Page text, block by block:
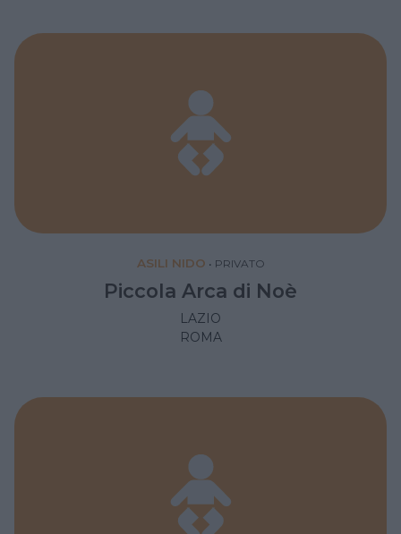
ASILI NIDO • PRIVATO
Piccola Arca di Noè
LAZIO
ROMA